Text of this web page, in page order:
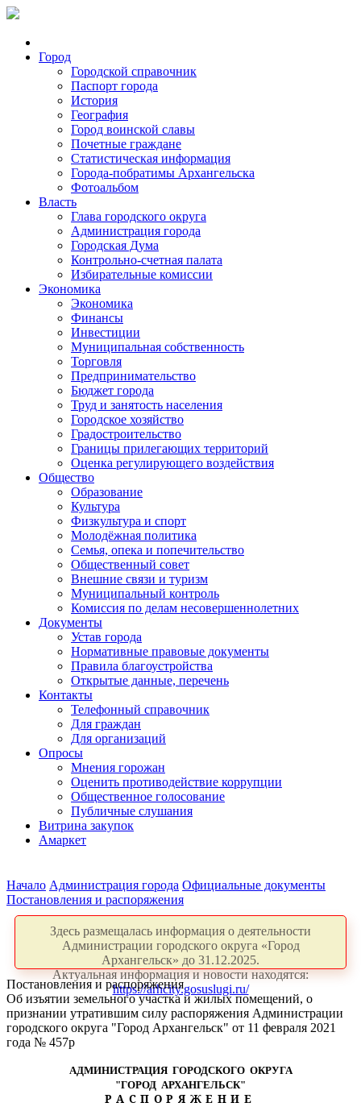
Город
Городской справочник
Паспорт города
История
География
Город воинской славы
Почетные граждане
Статистическая информация
Города-побратимы Архангельска
Фотоальбом
Власть
Глава городского округа
Администрация города
Городская Дума
Контрольно-счетная палата
Избирательные комиссии
Экономика
Экономика
Финансы
Инвестиции
Муниципальная собственность
Торговля
Предпринимательство
Бюджет города
Труд и занятость населения
Городское хозяйство
Градостроительство
Границы прилегающих территорий
Оценка регулирующего воздействия
Общество
Образование
Культура
Физкультура и спорт
Молодёжная политика
Семья, опека и попечительство
Общественный совет
Внешние связи и туризм
Муниципальный контроль
Комиссия по делам несовершеннолетних
Документы
Устав города
Нормативные правовые документы
Правила благоустройства
Открытые данные, перечень
Контакты
Телефонный справочник
Для граждан
Для организаций
Опросы
Мнения горожан
Оценить противодействие коррупции
Общественное голосование
Публичные слушания
Витрина закупок
Амаркет
Начало Администрация города Официальные документы
Постановления и распоряжения
Здесь размещалась информация о деятельности
Администрации городского округа «Город
Архангельск» до 31.12.2025.
Актуальная информация и новости находятся:
https://arhcity.gosuslugi.ru/
Постановления и распоряжения
Об изъятии земельного участка и жилых помещений, о
признании утратившим силу распоряжения Администрации
городского округа "Город Архангельск" от 11 февраля 2021
года № 457р
АДМИНИСТРАЦИЯ ГОРОДСКОГО ОКРУГА
"ГОРОД АРХАНГЕЛЬСК"
РАСПОРЯЖЕНИЕ